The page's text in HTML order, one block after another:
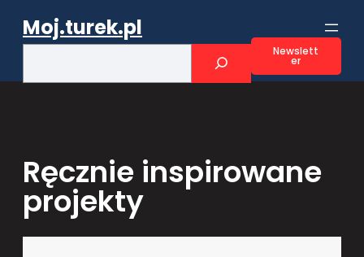
Moj.turek.pl
h
Newslett
er
Ręcznie inspirowane
projekty